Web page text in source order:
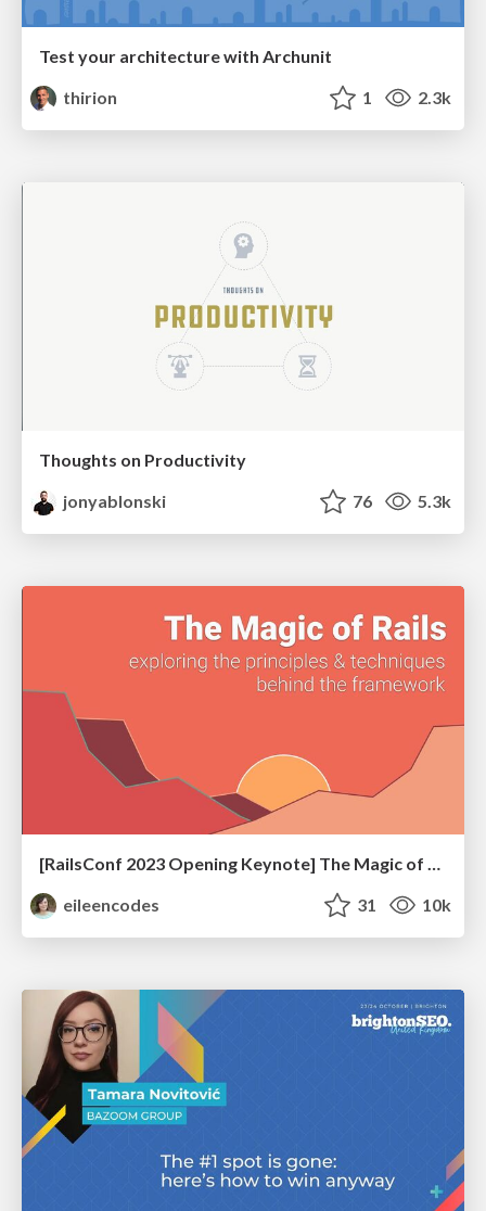
Test your architecture with Archunit
thirion
1 2.3k
Thoughts on Productivity
jonyablonski
76 5.3k
[RailsConf 2023 Opening Keynote] The Magic of Rails
eileencodes
31 10k